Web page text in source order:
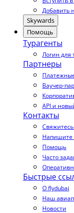
Добавить
Skywards
Помощь
Турагенты
Логин для
Партнеры
Ваучер-
API и
Контакты
Напишите
Помощь
Часто
Быстрые
О flydubai
Наш
Новости